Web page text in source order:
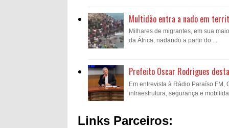
Multidão entra a nado em
Milhares de migrantes, em sua
da África, nadando a partir do ...
Prefeito Oscar Rodrigues
Em entrevista à Rádio Paraíso
infraestrutura, segurança e
Links Parceiros: